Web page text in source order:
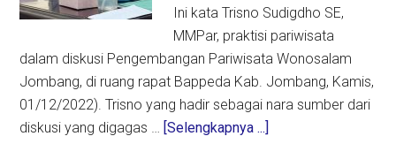
Ini kata Trisno Sudigdho SE,
MMPar, praktisi pariwisata
dalam diskusi Pengembangan Pariwisata Wonosalam
Jombang, di ruang rapat Bappeda Kab. Jombang, Kamis,
01/12/2022). Trisno yang hadir sebagai nara sumber dari
diskusi yang digagas … [Selengkapnya ...]